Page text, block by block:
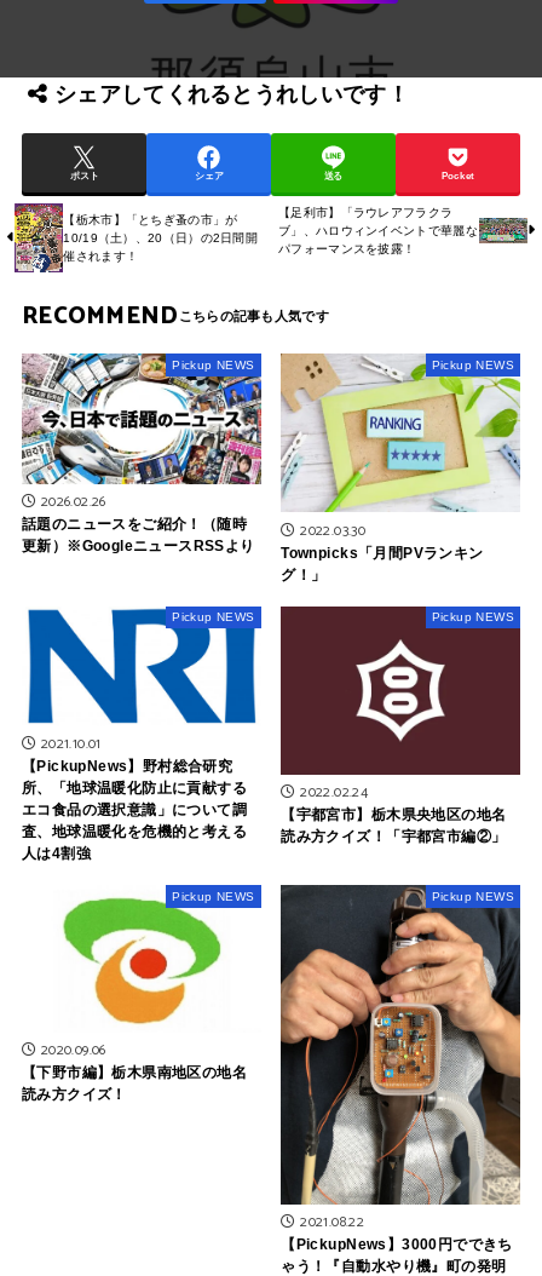
シェアしてくれるとうれしいです！
ポスト シェア 送る Pocket
【栃木市】「とちぎ蚤の市」が
10/19（土）、20（日）の2日間開
催されます！
【足利市】「ラウレアフラクラ
ブ」、ハロウィンイベントで華麗な
パフォーマンスを披露！
RECOMMEND
Pickup NEWS
2026.02.26
話題のニュースをご紹介！（随時
更新）※GoogleニュースRSSより
Pickup NEWS
2022.03.30
Townpicks「月間PVランキン
グ！」
Pickup NEWS
2021.10.01
【PickupNews】野村総合研究
所、「地球温暖化防止に貢献する
エコ食品の選択意識」について調
査、地球温暖化を危機的と考える
人は4割強
Pickup NEWS
2022.02.24
【宇都宮市】栃木県央地区の地名
読み方クイズ！「宇都宮市編②」
Pickup NEWS
2020.09.06
【下野市編】栃木県南地区の地名
読み方クイズ！
Pickup NEWS
2021.08.22
【PickupNews】3000円でできち
ゃう！『自動水やり機』町の発明